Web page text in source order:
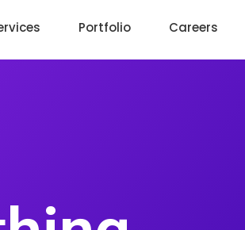
Portfolio Careers